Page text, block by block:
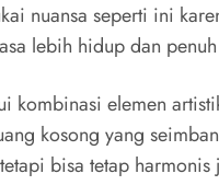
nuansa seperti ini
lebih hidup dan
elemen
kosong yang
bisa tetap